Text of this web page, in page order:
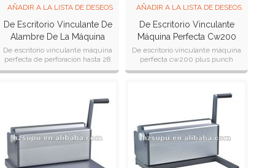
AÑADIR A LA LISTA DE DESEOS
De Escritorio Vinculante De
Alambre De La Máquina
Super 34
De escritorio vinculante máquina
perfecta de perforación hasta 28
hojas izquierda& derecha
AÑADIR A LA LISTA DE DESEOS
De Escritorio Vinculante
Máquina Perfecta Cw200
Plus
De escritorio vinculante máquina
perfecta cw200 plus punch
capacidad: max 15 hojas de